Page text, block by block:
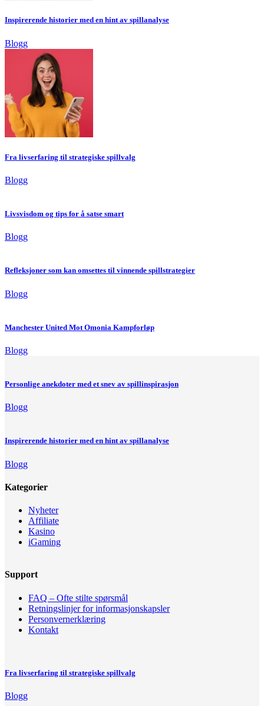
Inspirerende historier med en hint av spillanalyse
Blogg
Fra livserfaring til strategiske spillvalg
Blogg
Livsvisdom og tips for å satse smart
Blogg
Refleksjoner som kan omsettes til vinnende spillstrategier
Blogg
Manchester United Mot Omonia Kampforløp
Blogg
Personlige anekdoter med et snev av spillinspirasjon
Blogg
Inspirerende historier med en hint av spillanalyse
Blogg
Kategorier
Nyheter
Affiliate
Kasino
iGaming
Support
FAQ – Ofte stilte spørsmål
Retningslinjer for informasjonskapsler
Personvernerklæring
Kontakt
Fra livserfaring til strategiske spillvalg
Blogg